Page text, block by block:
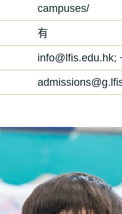
campuses/
有
info@lfis.edu.hk;